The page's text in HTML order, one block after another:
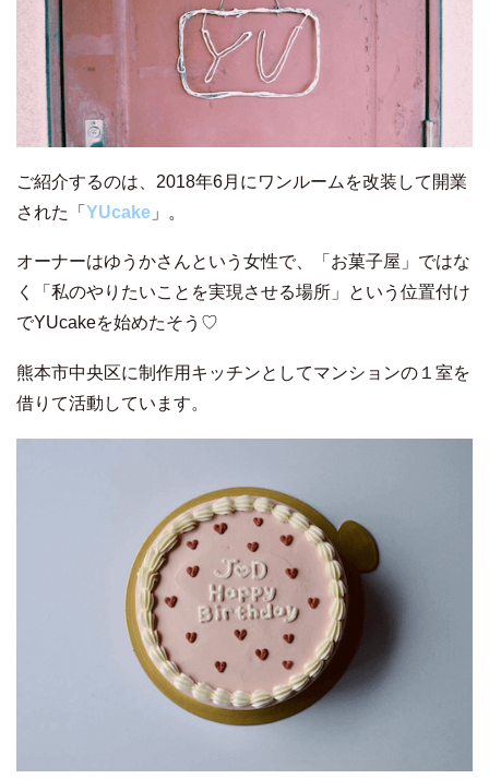
ご紹介するのは、2018年6月にワンルームを改装して開業
された「 YUcake 」。
オーナーはゆうかさんという女性で、「お菓子屋」ではな
く「私のやりたいことを実現させる場所」という位置付け
でYUcakeを始めたそう♡
熊本市中央区に制作用キッチンとしてマンションの１室を
借りて活動しています。